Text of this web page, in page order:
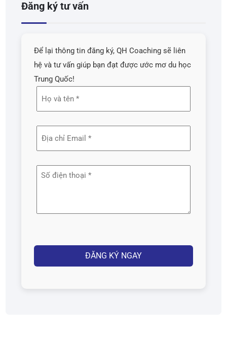
Đăng ký tư vấn
Để lại thông tin đăng ký, QH Coaching sẽ liên
hệ và tư vấn giúp bạn đạt được ước mơ du học
Trung Quốc!
tên
(Required)
email
(Required)
Số